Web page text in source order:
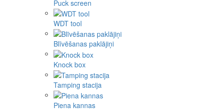
Puck screen
WDT tool
Blīvēšanas paklājiņi
Knock box
Tamping stacija
Piena kannas